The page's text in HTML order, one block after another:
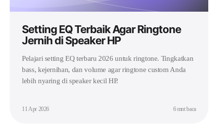
Setting EQ Terbaik Agar Ringtone
Jernih di Speaker HP
Pelajari setting EQ terbaru 2026 untuk ringtone. Tingkatkan
bass, kejernihan, dan volume agar ringtone custom Anda
lebih nyaring di speaker kecil HP.
11 Apr 2026 6 mnt baca